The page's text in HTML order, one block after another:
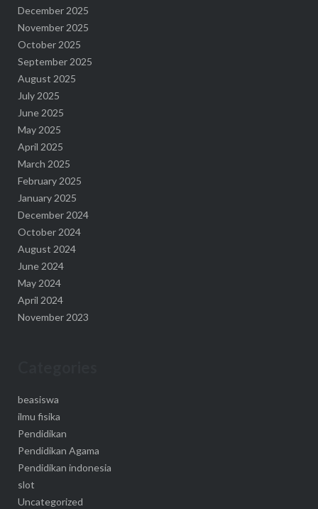
December 2025
November 2025
October 2025
September 2025
August 2025
July 2025
June 2025
May 2025
April 2025
March 2025
February 2025
January 2025
December 2024
October 2024
August 2024
June 2024
May 2024
April 2024
November 2023
beasiswa
ilmu fisika
Pendidikan
Pendidikan Agama
Pendidikan indonesia
slot
Uncategorized